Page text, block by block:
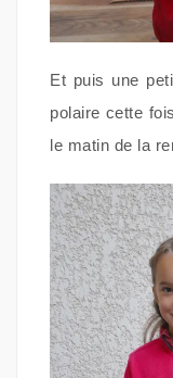
Et puis une
polaire cette
le matin de la